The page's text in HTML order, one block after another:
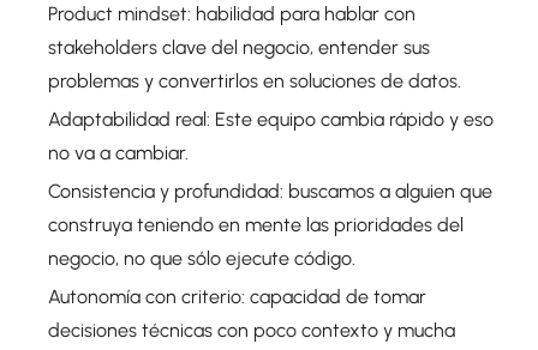
Product mindset: habilidad para hablar con
stakeholders clave del negocio, entender sus
problemas y convertirlos en soluciones de datos.
Adaptabilidad real: Este equipo cambia rápido y eso
no va a cambiar.
Consistencia y profundidad: buscamos a alguien que
construya teniendo en mente las prioridades del
negocio, no que sólo ejecute código.
Autonomía con criterio: capacidad de tomar
decisiones técnicas con poco contexto y mucha